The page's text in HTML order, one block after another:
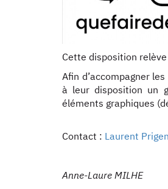
Cette disposition
Afin d’accompagner
à leur disposition un
éléments graphiques
Contact : Laurent
Anne-Laure MILHE